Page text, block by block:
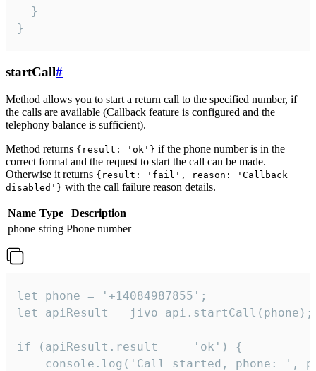
  }
}
startCall#
Method allows you to start a return call to the specified number, if
the calls are available (Callback feature is configured and the
telephony balance is sufficient).
Method returns {result: 'ok'} if the phone number is in the
correct format and the request to start the call can be made.
Otherwise it returns {result: 'fail', reason: 'Callback
disabled'} with the call failure reason details.
Name Type
Description
phone string Phone number
let phone = '+14084987855';
let apiResult = jivo_api.startCall(phone);
if (apiResult.result === 'ok') {
console.log('Call started, phone: ',